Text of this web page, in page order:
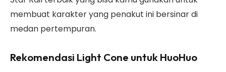
membuat karakter yang penakut ini bersinar di
medan pertempuran.
Rekomendasi Light Cone untuk HuoHuo